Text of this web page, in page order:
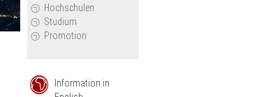
Hochschulen
Studium
Promotion
Information in